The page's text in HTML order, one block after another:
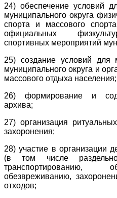
24) обеспечение условий
муниципального округа
спорта и массового
официальных
спортивных мероприятий
25) создание условий для
муниципального округа и
массового отдыха населения;
26) формирование и
архива;
27) организация
захоронения;
28) участие в организации
(в том числе
транспортированию,
обезвреживанию,
отходов;